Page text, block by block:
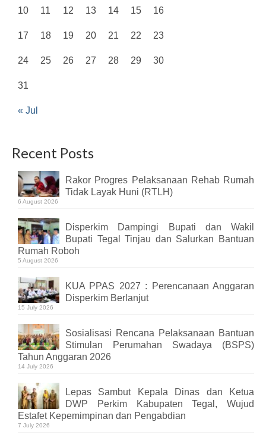
« Jul
10 11 12 13 14 15 16
17 18 19 20 21 22 23
24 25 26 27 28 29 30
31
Recent Posts
Rakor Progres Pelaksanaan Rehab Rumah
Tidak Layak Huni (RTLH)
6 August 2026
Disperkim Dampingi Bupati dan Wakil
Bupati Tegal Tinjau dan Salurkan Bantuan
Rumah Roboh
5 August 2026
KUA PPAS 2027 : Perencanaan Anggaran
Disperkim Berlanjut
15 July 2026
Sosialisasi Rencana Pelaksanaan Bantuan
Stimulan Perumahan Swadaya (BSPS)
Tahun Anggaran 2026
14 July 2026
Lepas Sambut Kepala Dinas dan Ketua
DWP Perkim Kabupaten Tegal, Wujud
Estafet Kepemimpinan dan Pengabdian
7 July 2026